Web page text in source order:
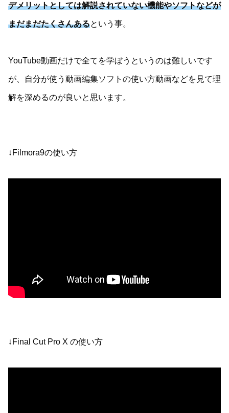
デメリットとしては解説されていない機能やソフトなどが
まだまだたくさんあるという事。
YouTube動画だけで全てを学ぼうというのは難しいです
が、自分が使う動画編集ソフトの使い方動画などを見て理
解を深めるのが良いと思います。
↓Filmora9の使い方
↓Final Cut Pro X の使い方